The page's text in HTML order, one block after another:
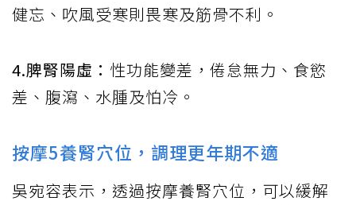
健忘、吹風受寒則畏寒及筋骨不利。
4.脾腎陽虛： 性功能變差，倦怠無力、食慾
差、腹瀉、水腫及怕冷。
按摩5養腎穴位，調理更年期不適
吳宛容表示，透過按摩養腎穴位，可以緩解